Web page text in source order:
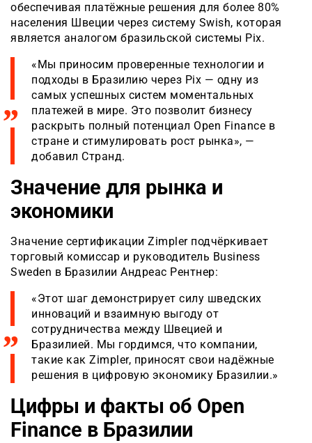
обеспечивая платёжные решения для более 80%
населения Швеции через систему Swish, которая
является аналогом бразильской системы Pix.
«Мы приносим проверенные технологии и
подходы в Бразилию через Pix — одну из
самых успешных систем моментальных
платежей в мире. Это позволит бизнесу
раскрыть полный потенциал Open Finance в
стране и стимулировать рост рынка», —
добавил Странд.
Значение для рынка и
экономики
Значение сертификации Zimpler подчёркивает
торговый комиссар и руководитель Business
Sweden в Бразилии Андреас Рентнер:
«Этот шаг демонстрирует силу шведских
инноваций и взаимную выгоду от
сотрудничества между Швецией и
Бразилией. Мы гордимся, что компании,
такие как Zimpler, приносят свои надёжные
решения в цифровую экономику Бразилии.»
Цифры и факты об Open
Finance в Бразилии